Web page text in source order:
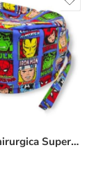
Cuffietta chirurgica Supereroi badge blu